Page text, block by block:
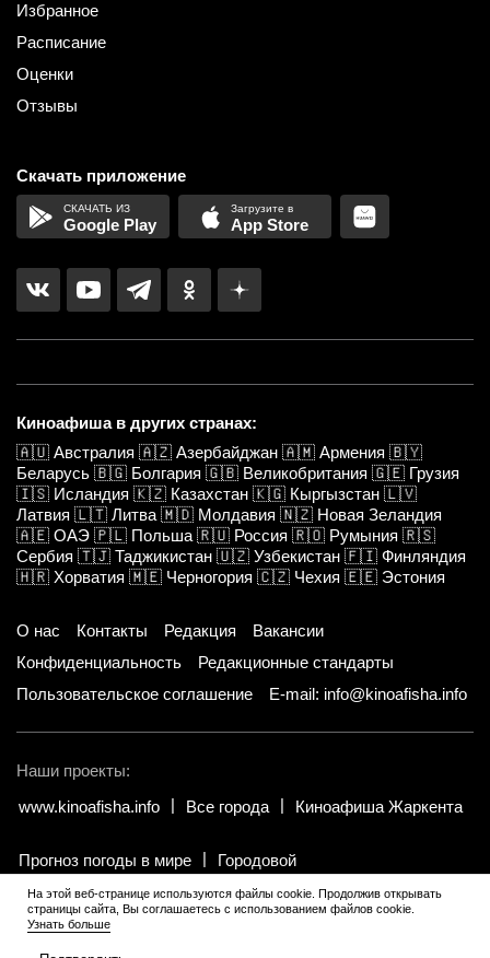
Избранное
Расписание
Оценки
Отзывы
Скачать приложение
Google Play App Store
Киноафиша в других странах:
🇦🇺 Австралия 🇦🇿 Азербайджан 🇦🇲 Армения 🇧🇾
Беларусь 🇧🇬 Болгария 🇬🇧 Великобритания 🇬🇪 Грузия
🇮🇸 Исландия 🇰🇿 Казахстан 🇰🇬 Кыргызстан 🇱🇻
Латвия 🇱🇹 Литва 🇲🇩 Молдавия 🇳🇿 Новая Зеландия
🇦🇪 ОАЭ 🇵🇱 Польша 🇷🇺 Россия 🇷🇴 Румыния 🇷🇸
Сербия 🇹🇯 Таджикистан 🇺🇿 Узбекистан 🇫🇮 Финляндия
🇭🇷 Хорватия 🇲🇪 Черногория 🇨🇿 Чехия 🇪🇪 Эстония
О нас Контакты Редакция
Вакансии
Конфиденциальность
Редакционные стандарты
Пользовательское соглашение
E-mail: info@kinoafisha.info
Наши проекты:
www.kinoafisha.info
Все города Киноафиша Жаркента
Прогноз погоды в мире Городовой
© 2002-2026 Все права и материалы принадлежат «Киноафиша».
Копирование информации только с письменного разрешения
редакции.
На этой веб-странице используются файлы cookie. Продолжив открывать
страницы сайта, Вы соглашаетесь с использованием файлов cookie.
Узнать больше